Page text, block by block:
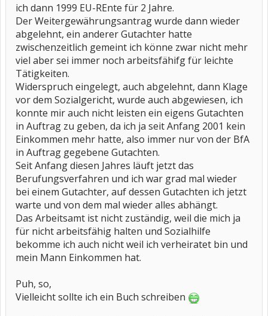
ich dann 1999 EU-REnte für 2 Jahre.
Der Weitergewährungsantrag wurde dann wieder
abgelehnt, ein anderer Gutachter hatte
zwischenzeitlich gemeint ich könne zwar nicht mehr
viel aber sei immer noch arbeitsfähifg für leichte
Tätigkeiten.
Widerspruch eingelegt, auch abgelehnt, dann Klage
vor dem Sozialgericht, wurde auch abgewiesen, ich
konnte mir auch nicht leisten ein eigens Gutachten
in Auftrag zu geben, da ich ja seit Anfang 2001 kein
Einkommen mehr hatte, also immer nur von der BfA
in Auftrag gegebene Gutachten.
Seit Anfang diesen Jahres läuft jetzt das
Berufungsverfahren und ich war grad mal wieder
bei einem Gutachter, auf dessen Gutachten ich jetzt
warte und von dem mal wieder alles abhängt.
Das Arbeitsamt ist nicht zuständig, weil die mich ja
für nicht arbeitsfähig halten und Sozialhilfe
bekomme ich auch nicht weil ich verheiratet bin und
mein Mann Einkommen hat.
Puh, so,
Vielleicht sollte ich ein Buch schreiben